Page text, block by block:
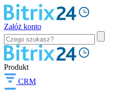
Załóż konto
Produkt
CRM